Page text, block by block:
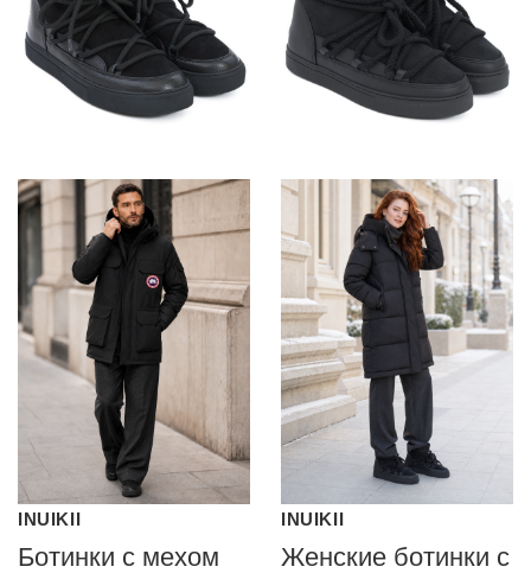
INUIKII
Ботинки с мехом
INUIKII
Женские ботинки с